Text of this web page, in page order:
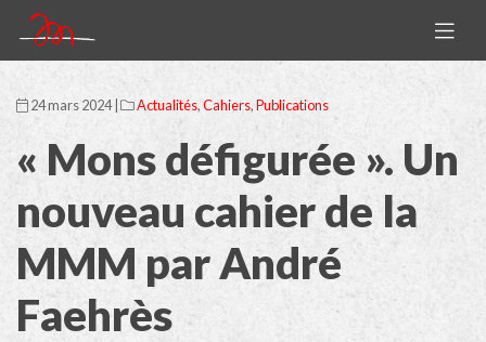
24 mars 2024 | Actualités,Cahiers,Publications
« Mons défigurée ». Un
nouveau cahier de la
MMM par André
Faehrès